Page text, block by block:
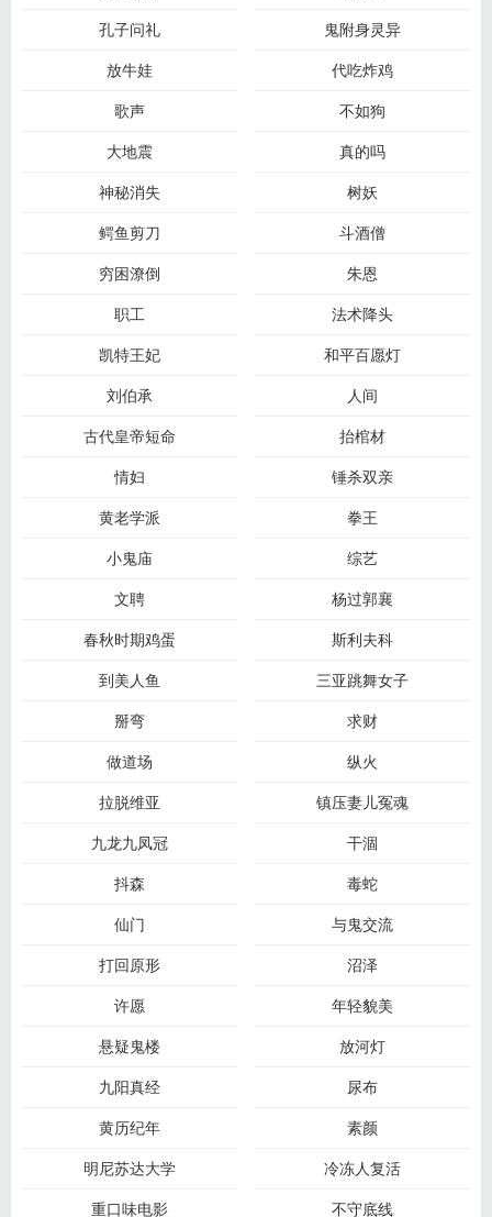
孔子问礼
鬼附身灵异
放牛娃
代吃炸鸡
歌声
不如狗
大地震
真的吗
神秘消失
树妖
鳄鱼剪刀
斗酒僧
穷困潦倒
朱恩
职工
法术降头
凯特王妃
和平百愿灯
刘伯承
人间
古代皇帝短命
抬棺材
情妇
锤杀双亲
黄老学派
拳王
小鬼庙
综艺
文聘
杨过郭襄
春秋时期鸡蛋
斯利夫科
到美人鱼
三亚跳舞女子
掰弯
求财
做道场
纵火
拉脱维亚
镇压妻儿冤魂
九龙九凤冠
干涸
抖森
毒蛇
仙门
与鬼交流
打回原形
沼泽
许愿
年轻貌美
悬疑鬼楼
放河灯
九阳真经
尿布
黄历纪年
素颜
明尼苏达大学
冷冻人复活
重口味电影
不守底线